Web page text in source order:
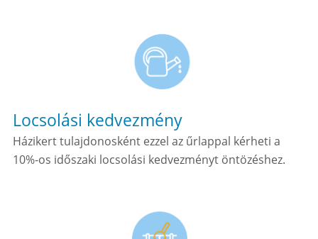
Locsolási kedvezmény
Házikert tulajdonosként ezzel az űrlappal kérheti a
10%-os időszaki locsolási kedvezményt öntözéshez.